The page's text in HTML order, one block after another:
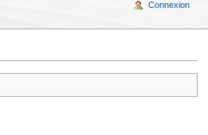
Connexion